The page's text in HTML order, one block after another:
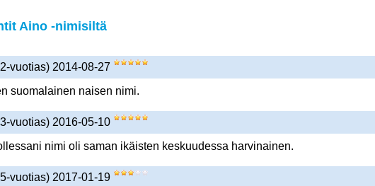
Aino -nimisiltä
vuotias) 2014-08-27
suomalainen naisen nimi.
vuotias) 2016-05-10
nimi oli saman ikäisten keskuudessa harvinainen.
vuotias) 2017-01-19